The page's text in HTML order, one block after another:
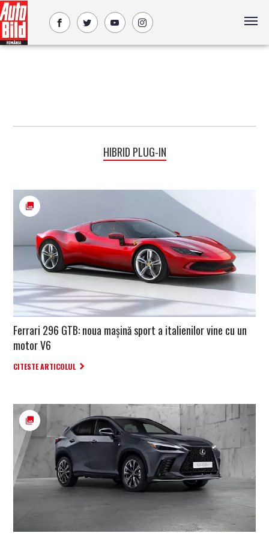
HIBRID PLUG-IN
Ferrari 296 GTB: noua mașină sport a italienilor vine cu un
motor V6
CITESTE ARTICOLUL